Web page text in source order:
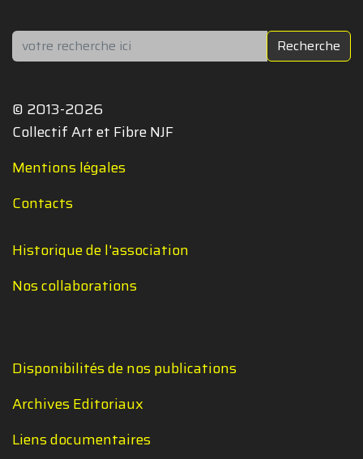
Rechercher Recherche
© 2013-2026
Collectif Art et Fibre NJF
Mentions légales
Contacts
Historique de l'association
Nos collaborations
Disponibilités de nos publications
Archives Editoriaux
Liens documentaires